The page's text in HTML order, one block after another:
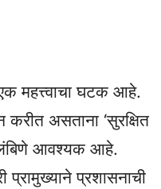
एक महत्त्वाचा घटक आहे.
करीत असताना ‘सुरक्षित
आवश्यक आहे.
प्रामुख्याने प्रशासनाची